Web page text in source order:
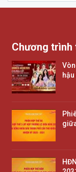
Chương